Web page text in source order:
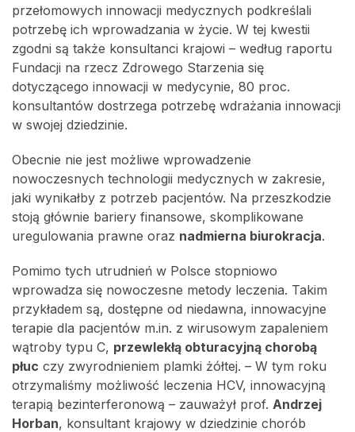
przełomowych innowacji medycznych podkreślali
potrzebę ich wprowadzania w życie. W tej kwestii
zgodni są także konsultanci krajowi – według raportu
Fundacji na rzecz Zdrowego Starzenia się
dotyczącego innowacji w medycynie, 80 proc.
konsultantów dostrzega potrzebę wdrażania innowacji
w swojej dziedzinie.
Obecnie nie jest możliwe wprowadzenie
nowoczesnych technologii medycznych w zakresie,
jaki wynikałby z potrzeb pacjentów. Na przeszkodzie
stoją głównie bariery finansowe, skomplikowane
uregulowania prawne oraz nadmierna biurokracja.
Pomimo tych utrudnień w Polsce stopniowo
wprowadza się nowoczesne metody leczenia. Takim
przykładem są, dostępne od niedawna, innowacyjne
terapie dla pacjentów m.in. z wirusowym zapaleniem
wątroby typu C, przewlekłą obturacyjną chorobą
płuc czy zwyrodnieniem plamki żółtej. – W tym roku
otrzymaliśmy możliwość leczenia HCV, innowacyjną
terapią bezinterferonową – zauważył prof. Andrzej
Horban, konsultant krajowy w dziedzinie chorób